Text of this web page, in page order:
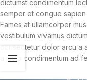
dictumst condimentum
semper et congue
Fames at ullamcorper
vestibulum vivamus
consectetur dolor arcu a
a justo condimentum ad